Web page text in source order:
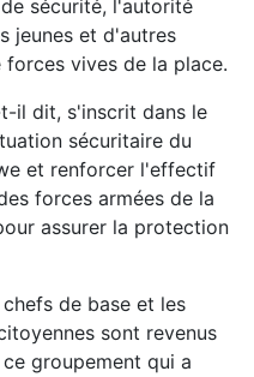
sécurité, l'autorité
jeunes et d'autres
vives de la place.
il dit, s'inscrit dans le
sécuritaire du
et renforcer l'effectif
forces armées de la
assurer la protection
de base et les
sont revenus
groupement qui a